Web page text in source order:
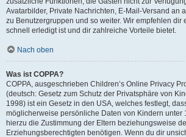
Avatarbilder, Private Nachrichten, E-Mail-Versand an
zu Benutzergruppen und so weiter. Wir empfehlen dir
schnell erledigt ist und dir zahlreiche Vorteile bietet.
Nach oben
Was ist COPPA?
COPPA, ausgeschrieben Children’s Online Privacy
(deutsch: Gesetz zum Schutz der Privatsphäre von
1998) ist ein Gesetz in den USA, welches festlegt,
möglicherweise persönliche Daten von Kindern unter
hierzu die Zustimmung der Eltern beziehungsweise
Erziehungsberechtigten benötigen. Wenn du dir